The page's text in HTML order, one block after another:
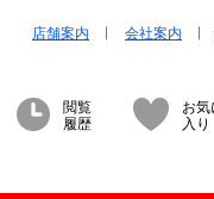
店舗案内 会社案内
閲覧
履歴
お気
入り